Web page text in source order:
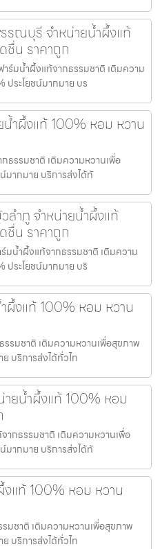
รณบุรี จำหน่ายน้ำผึ้งแท้
ชื่น ราคาถูก
ร์มน้ำผึ้งแท้จากธรรมชาติ เติมความ
ประโยชน์มากมาย บร
น้ำผึ้งแท้ 100% หอม หวาน
ธรรมชาติ เติมความหวานเพื่อ
มากมาย บริการส่งได้ทั
ลำภู จำหน่ายน้ำผึ้งแท้
ชื่น ราคาถูก
มน้ำผึ้งแท้จากธรรมชาติ เติมความ
ประโยชน์มากมาย บริ
ผึ้งแท้ 100% หอม หวาน
รมชาติ เติมความหวานเพื่อสุขภาพ
บริการส่งได้ทั่วไท
ยน้ำผึ้งแท้ 100% หอม
ากธรรมชาติ เติมความหวานเพื่อ
มากมาย บริการส่งได้ทั
แท้ 100% หอม หวาน
มชาติ เติมความหวานเพื่อสุขภาพ
บริการส่งได้ทั่วไท